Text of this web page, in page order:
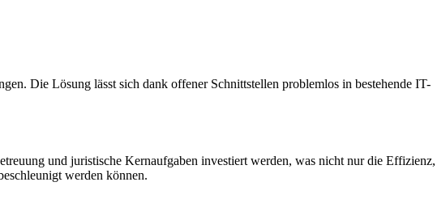
Die Lösung lässt sich dank offener Schnittstellen problemlos in bestehende IT-
und juristische Kernaufgaben investiert werden, was nicht nur die Effizienz,
werden können.